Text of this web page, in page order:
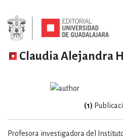
Claudia Alejandra
Profesora investigadora del
(1)